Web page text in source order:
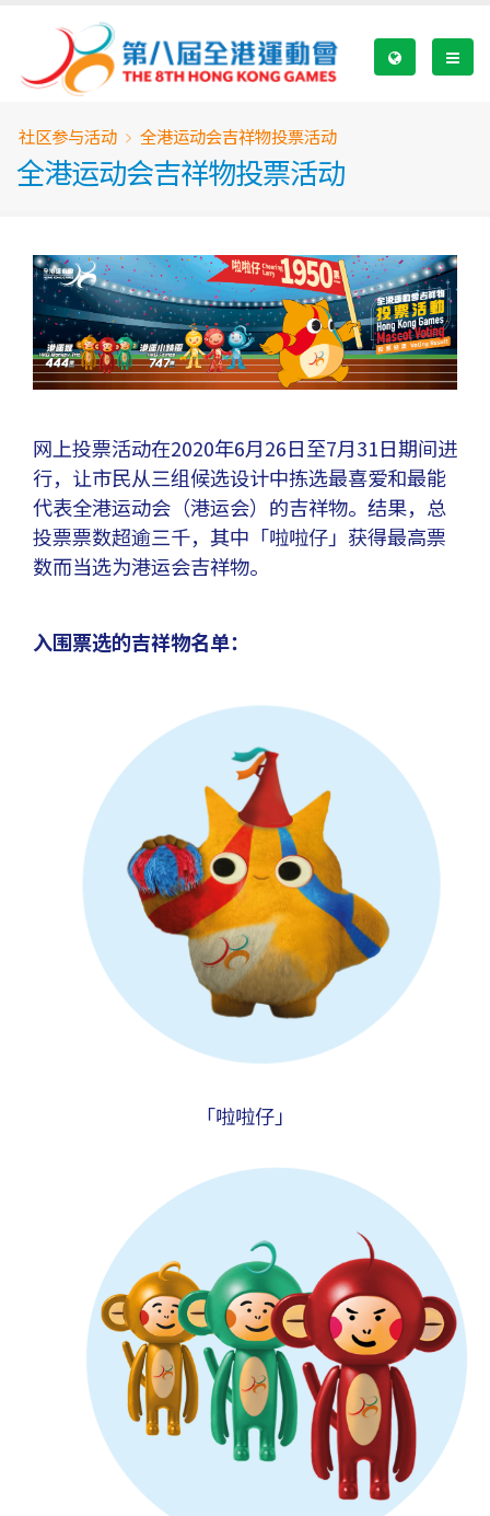
content
Breadcrumb
社区参与活动 全港运动会吉祥物投票活动
全港运动会吉祥物投票活动
网上投票活动在2020年6月26日至7月31日期间进
行，让市民从三组候选设计中拣选最喜爱和最能
代表全港运动会（港运会）的吉祥物。结果，总
投票票数超逾三千，其中「啦啦仔」获得最高票
数而当选为港运会吉祥物。
入围票选的吉祥物名单：
「啦啦仔」